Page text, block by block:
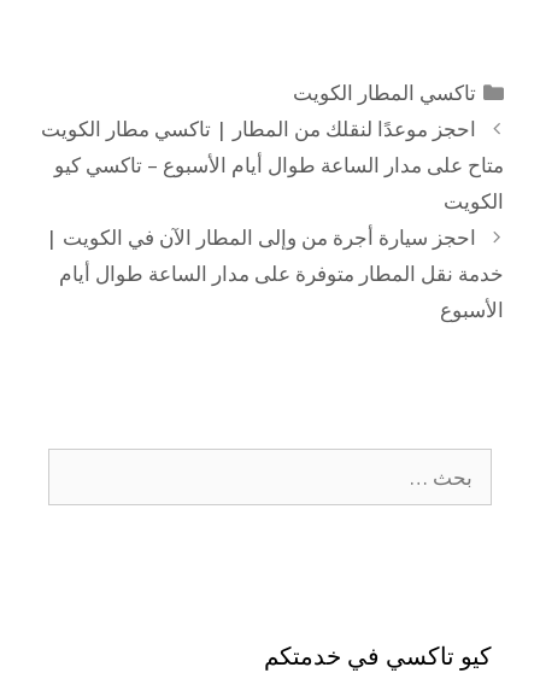
تاكسي المطار الكويت
احجز موعدًا لنقلك من المطار | تاكسي مطار الكويت
متاح على مدار الساعة طوال أيام الأسبوع – تاكسي كيو
الكويت
احجز سيارة أجرة من وإلى المطار الآن في الكويت |
خدمة نقل المطار متوفرة على مدار الساعة طوال أيام
الأسبوع
كيو تاكسي في خدمتكم